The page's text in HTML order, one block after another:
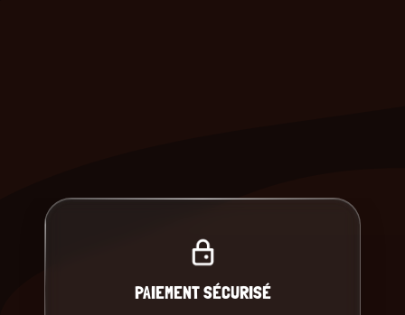
PAIEMENT SÉCURISÉ